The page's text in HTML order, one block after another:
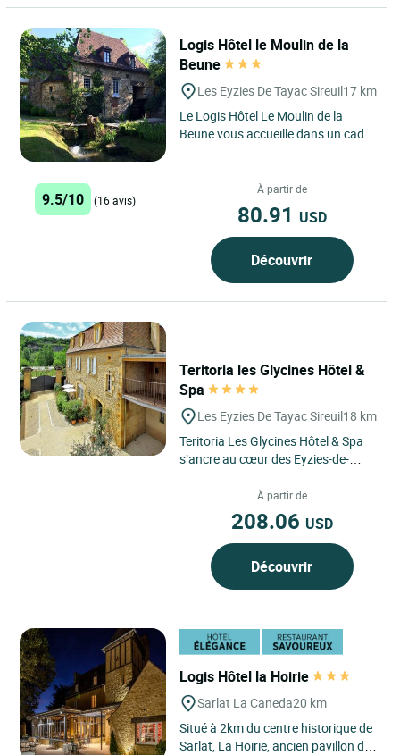
Logis Hôtel le Moulin de la
Beune
Les Eyzies De Tayac Sireuil17 km
Le Logis Hôtel Le Moulin de la
Beune vous accueille dans un cadre
9.5/10 (16 avis)
À partir de
80.91 USD
Découvrir
Teritoria les Glycines Hôtel &
Spa
Les Eyzies De Tayac Sireuil18 km
Teritoria Les Glycines Hôtel & Spa
s’ancre au cœur des Eyzies-de-
Périgord Noir,...À partir de
208.06 USD
Découvrir
Logis Hôtel la Hoirie
Sarlat La Caneda20 km
Situé à 2km du centre historique de
Sarlat, La Hoirie, ancien pavillon de